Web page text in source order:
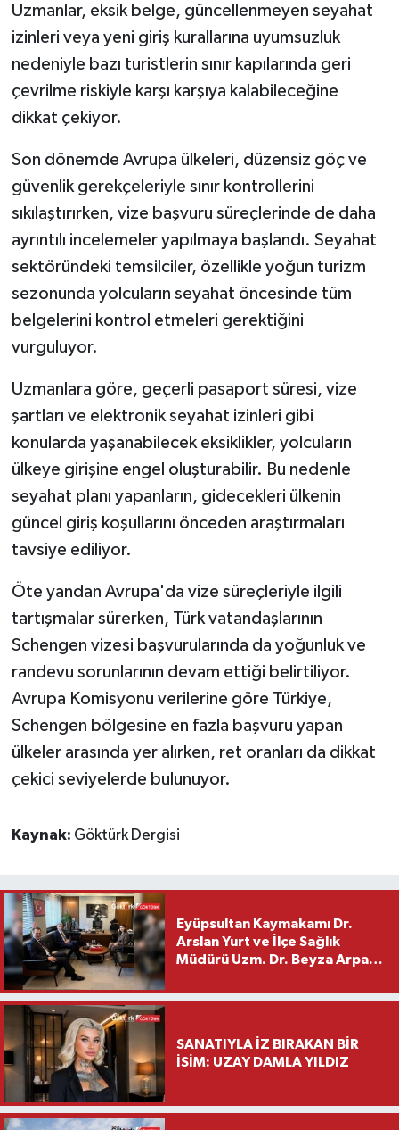
Uzmanlar, eksik belge, güncellenmeyen seyahat
izinleri veya yeni giriş kurallarına uyumsuzluk
nedeniyle bazı turistlerin sınır kapılarında geri
çevrilme riskiyle karşı karşıya kalabileceğine
dikkat çekiyor.
Son dönemde Avrupa ülkeleri, düzensiz göç ve
güvenlik gerekçeleriyle sınır kontrollerini
sıkılaştırırken, vize başvuru süreçlerinde de daha
ayrıntılı incelemeler yapılmaya başlandı. Seyahat
sektöründeki temsilciler, özellikle yoğun turizm
sezonunda yolcuların seyahat öncesinde tüm
belgelerini kontrol etmeleri gerektiğini
vurguluyor.
Uzmanlara göre, geçerli pasaport süresi, vize
şartları ve elektronik seyahat izinleri gibi
konularda yaşanabilecek eksiklikler, yolcuların
ülkeye girişine engel oluşturabilir. Bu nedenle
seyahat planı yapanların, gidecekleri ülkenin
güncel giriş koşullarını önceden araştırmaları
tavsiye ediliyor.
Öte yandan Avrupa'da vize süreçleriyle ilgili
tartışmalar sürerken, Türk vatandaşlarının
Schengen vizesi başvurularında da yoğunluk ve
randevu sorunlarının devam ettiği belirtiliyor.
Avrupa Komisyonu verilerine göre Türkiye,
Schengen bölgesine en fazla başvuru yapan
ülkeler arasında yer alırken, ret oranları da dikkat
çekici seviyelerde bulunuyor.
Kaynak: Göktürk Dergisi
Eyüpsultan Kaymakamı Dr.
Arslan Yurt ve İlçe Sağlık
Müdürü Uzm. Dr. Beyza Arpacı
Ziyareti
SANATIYLA İZ BIRAKAN BİR
İSİM: UZAY DAMLA YILDIZ
YAŞAM